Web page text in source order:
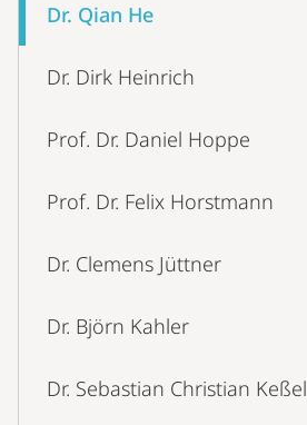
Dr. Qian He
Dr. Dirk Heinrich
Prof. Dr. Daniel Hoppe
Prof. Dr. Felix Horstmann
Dr. Clemens Jüttner
Dr. Björn Kahler
Dr. Sebastian Christian Keßel